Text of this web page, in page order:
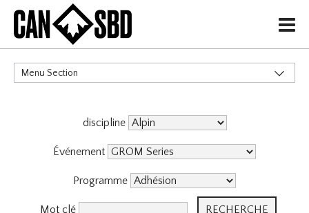
H
Menu Section
discipline
Événement
Programme
Mot clé